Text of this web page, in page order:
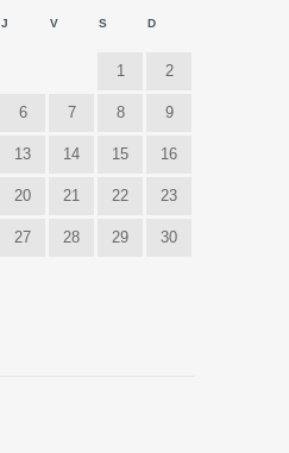
J V S D
1 2
6 7 8 9
13 14 15 16
20 21 22 23
27 28 29 30